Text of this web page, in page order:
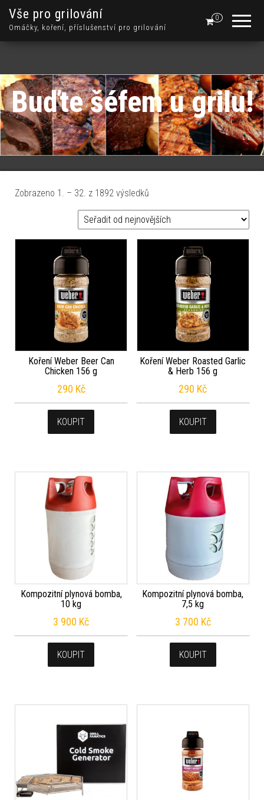
Vše pro grilování
Omáčky, koření, příslušenství pro grilování
0
Buďte šéfem u grilu!
Zobrazeno 1. – 32. z 1892 výsledků
Koření Weber Beer Can
Chicken 156 g
290 Kč
KOUPIT
Koření Weber Roasted Garlic
& Herb 156 g
290 Kč
KOUPIT
Kompozitní plynová bomba,
10 kg
3 900 Kč
KOUPIT
Kompozitní plynová bomba,
7,5 kg
3 700 Kč
KOUPIT